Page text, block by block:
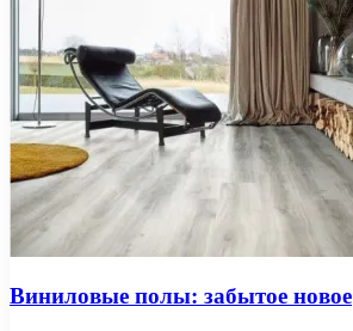
Виниловые полы: забытое новое